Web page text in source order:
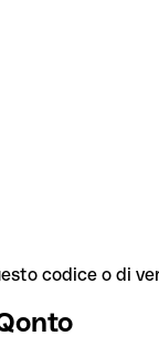
codice o di